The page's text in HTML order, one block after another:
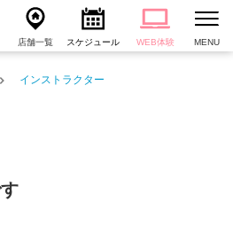
店舗一覧 スケジュール WEB体験 MENU
インストラクター